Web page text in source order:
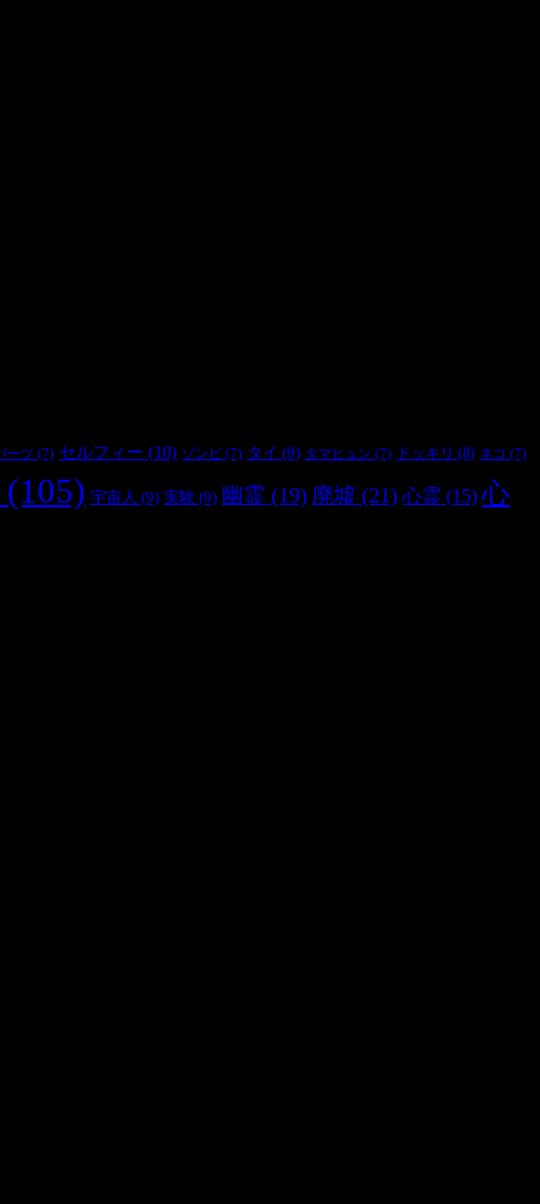
ーツ (7) セルフィー (10) ゾンビ (7) タイ (9) タマヒュン (7) ドッキリ (8) ネコ (7)
(105) 宇宙人 (9) 実験 (9) 幽霊 (19) 廃墟 (21) 心霊 (15) 心